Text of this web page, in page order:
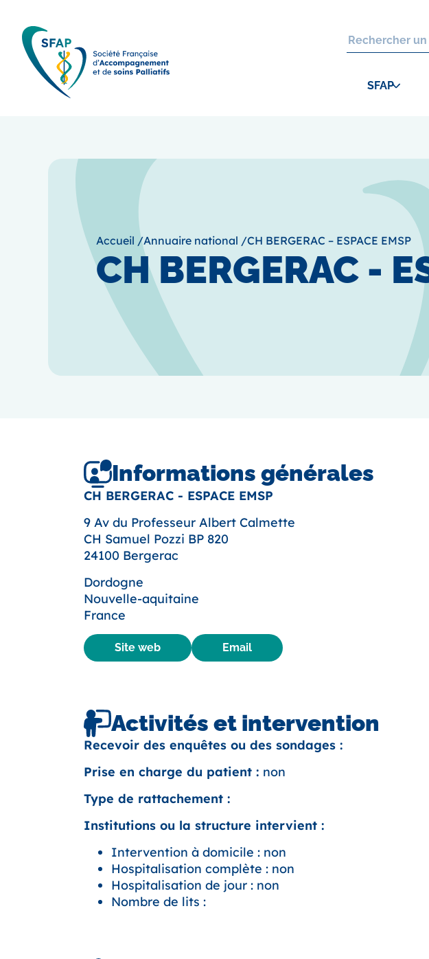
SFAP
Accueil /Annuaire national /CH BERGERAC – ESPACE EMSP
CH BERGERAC -
Informations générales
CH BERGERAC - ESPACE EMSP
9 Av du Professeur Albert Calmette
CH Samuel Pozzi BP 820
24100 Bergerac
Dordogne
Nouvelle-aquitaine
France
Site web Email
Activités et intervention
Recevoir des enquêtes ou des sondages :
Prise en charge du patient : non
Type de rattachement :
Institutions ou la structure intervient :
Intervention à domicile : non
Hospitalisation complète : non
Hospitalisation de jour : non
Nombre de lits :